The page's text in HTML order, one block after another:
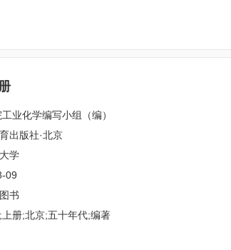
业化学编写小组（编）
出版社·北京
学
09
书
册;北京;五十年代;编著